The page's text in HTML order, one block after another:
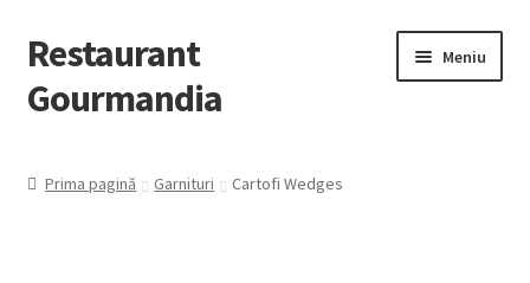
Restaurant
Gourmandia
Meniu
Prima pagină Garnituri Cartofi Wedges